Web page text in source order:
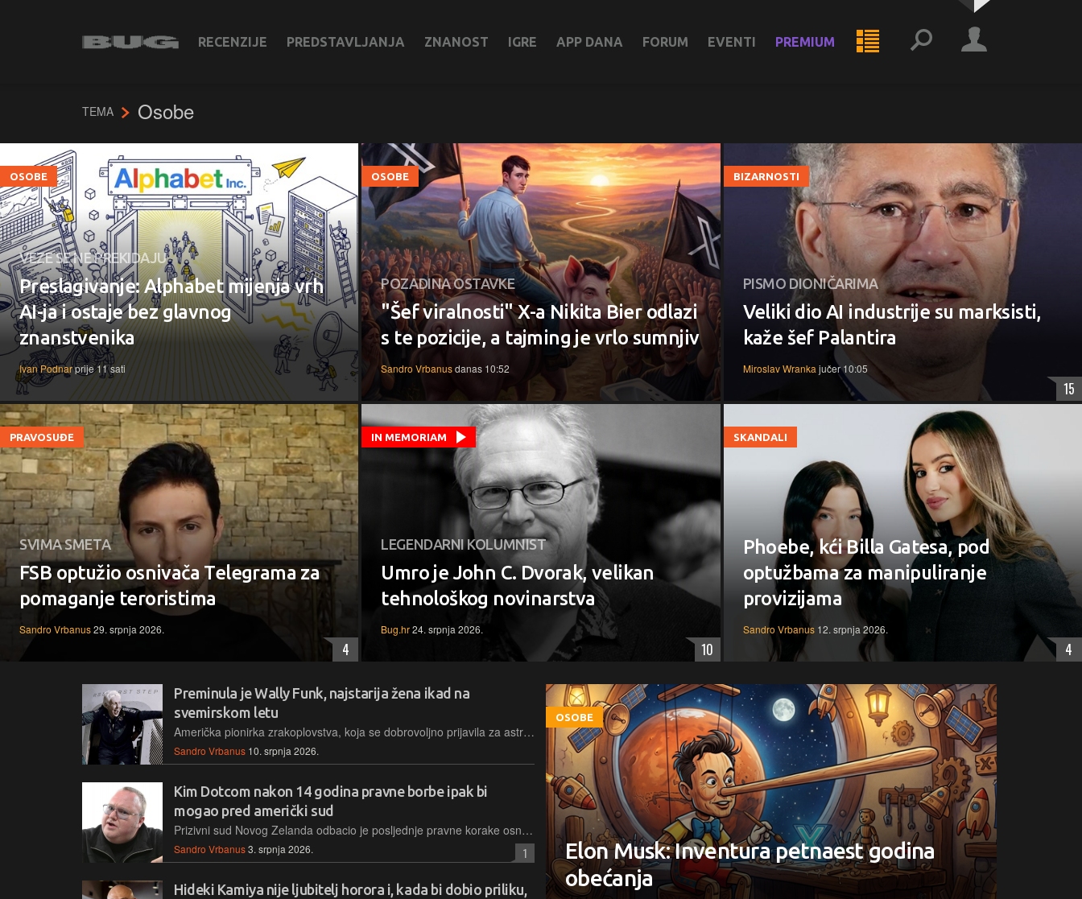
RECENZIJE PREDSTAVLJANJA ZNANOST IGRE APP DANA FORUM EVENTI PREMIUM
TEMA Osobe
OSOBE
VEZE SE NE PREKIDAJU
Preslagivanje: Alphabet mijenja vrh
AI-ja i ostaje bez glavnog
znanstvenika
Ivan Podnarprije 11 sati
OSOBE
POZADINA OSTAVKE
"Šef viralnosti" X-a Nikita Bier odlazi
s te pozicije, a tajming je vrlo sumnjiv
Sandro Vrbanusdanas 10:52
BIZARNOSTI
PISMO DIONIČARIMA
Veliki dio AI industrije su marksisti,
kaže šef Palantira
Miroslav Wranka jučer 10:05
15
PRAVOSUĐE
SVIMA SMETA
FSB optužio osnivača Telegrama za
pomaganje teroristima
Sandro Vrbanus29. srpnja 2026.
4
IN MEMORIAM
LEGENDARNI KOLUMNIST
Umro je John C. Dvorak, velikan
tehnološkog novinarstva
Bug.hr24. srpnja 2026.
10
SKANDALI
Phoebe, kći Billa Gatesa, pod
optužbama za manipuliranje
provizijama
Sandro Vrbanus 12. srpnja 2026.
4
Preminula je Wally Funk, najstarija žena ikad na
svemirskom letu
Američka pionirka zrakoplovstva, koja se dobrovoljno prijavila za astronautkinju 1961. te zahvaljujući Blue Originu 2021. postala najstarija žena u svemiru, preminula je u Teksasu u 87. godini života
Sandro Vrbanus 10. srpnja 2026.
Kim Dotcom nakon 14 godina pravne borbe ipak bi
mogao pred američki sud
Prizivni sud Novog Zelanda odbacio je posljednje pravne korake osnivača Megauploada protiv odluke o izručenju, čime je otvoren put da se dugogodišnjem bjeguncu ipak sudi u SAD-u
Sandro Vrbanus3. srpnja 2026. 1
Hideki Kamiya nije ljubitelj horora i, kada bi dobio priliku,
OSOBE
Elon Musk: Inventura petnaest godina
obećanja